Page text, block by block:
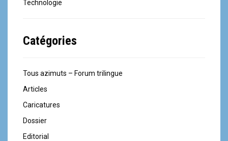
Technologie
Catégories
Tous azimuts – Forum trilingue
Articles
Caricatures
Dossier
Editorial